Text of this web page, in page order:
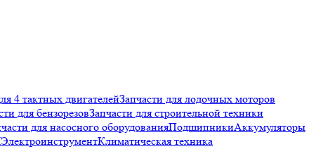
4 тактных двигателейЗапчасти для лодочных моторов
для бензорезовЗапчасти для строительной техники
для насосного оборудованияПодшипникиАккумуляторы
ЭлектроинструментКлиматическая техника